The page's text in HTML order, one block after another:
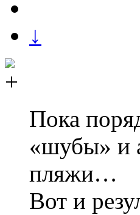
↓
Пока
«шубы» и
пляжи…
Вот и